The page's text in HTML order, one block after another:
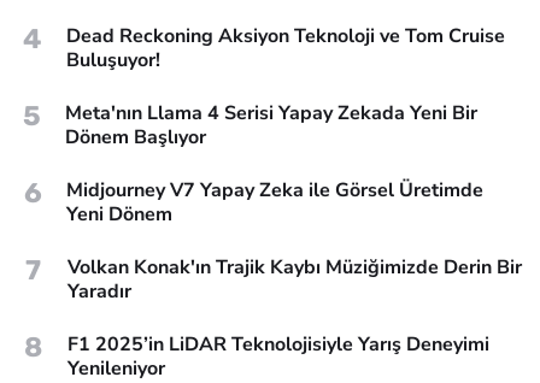
4
Dead Reckoning Aksiyon Teknoloji ve Tom Cruise
Buluşuyor!
5
Meta'nın Llama 4 Serisi Yapay Zekada Yeni Bir
Dönem Başlıyor
6
Midjourney V7 Yapay Zeka ile Görsel Üretimde
Yeni Dönem
7
Volkan Konak'ın Trajik Kaybı Müziğimizde Derin Bir
Yaradır
8
F1 2025’in LiDAR Teknolojisiyle Yarış Deneyimi
Yenileniyor